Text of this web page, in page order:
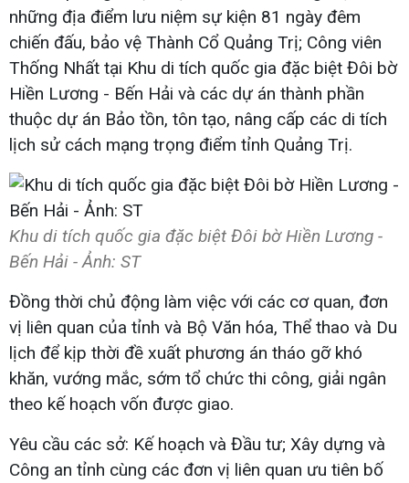
những địa điểm lưu niệm sự kiện 81 ngày đêm
chiến đấu, bảo vệ Thành Cổ Quảng Trị; Công viên
Thống Nhất tại Khu di tích quốc gia đặc biệt Đôi bờ
Hiền Lương - Bến Hải và các dự án thành phần
thuộc dự án Bảo tồn, tôn tạo, nâng cấp các di tích
lịch sử cách mạng trọng điểm tỉnh Quảng Trị.
Khu di tích quốc gia đặc biệt Đôi bờ Hiền Lương -
Bến Hải - Ảnh: ST
Đồng thời chủ động làm việc với các cơ quan, đơn
vị liên quan của tỉnh và Bộ Văn hóa, Thể thao và Du
lịch để kịp thời đề xuất phương án tháo gỡ khó
khăn, vướng mắc, sớm tổ chức thi công, giải ngân
theo kế hoạch vốn được giao.
Yêu cầu các sở: Kế hoạch và Đầu tư; Xây dựng và
Công an tỉnh cùng các đơn vị liên quan ưu tiên bố